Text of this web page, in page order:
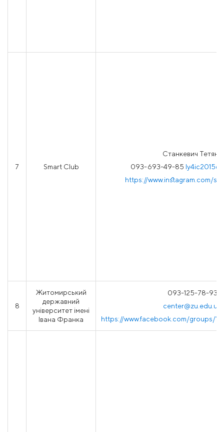
7 Smart Club
Станкевич Тетяна
093-693-49-85
https://www.instagram.com/
8
Житомирський
державний
університет імені
Івана Франка
093-125-78-93
center@zu.edu.ua
https://www.facebook.com/groups/